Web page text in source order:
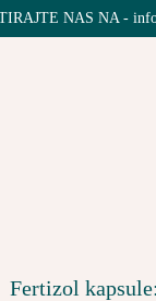
NAS
Fertizol kapsule: